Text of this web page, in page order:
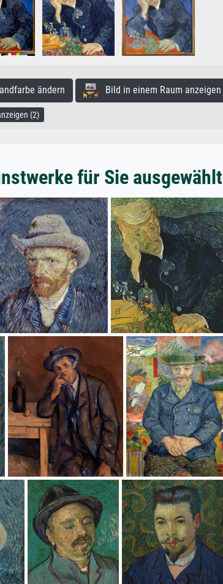
ändern Bild in einem Raum anzeigen
(2)
für Sie ausgewählt